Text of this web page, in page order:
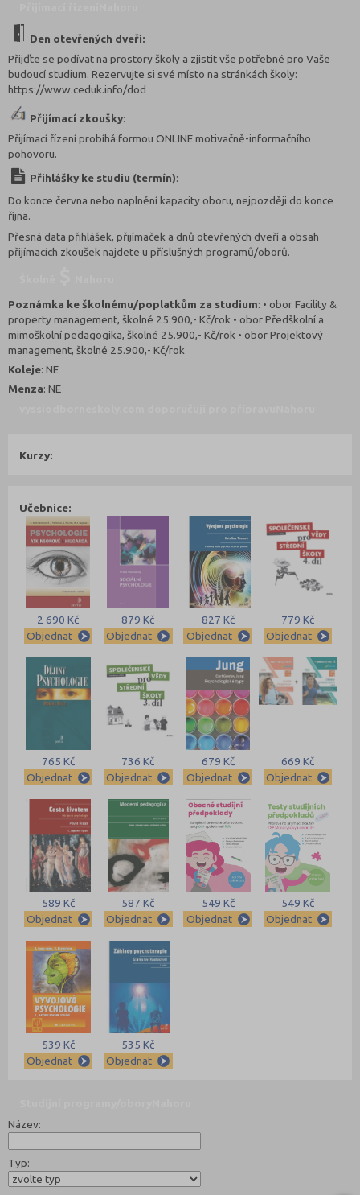
Den otevřených dveří:
Přijďte se podívat na prostory školy a zjistit vše potřebné pro Vaše
budoucí studium. Rezervujte si své místo na stránkách školy:
https://www.ceduk.info/dod
Přijímací zkoušky:
Přijímací řízení probíhá formou ONLINE motivačně-informačního
pohovoru.
Přihlášky ke studiu (termín):
Do konce června nebo naplnění kapacity oboru, nejpozději do konce
října.
Přesná data přihlášek, přijímaček a dnů otevřených dveří a obsah
přijímacích zkoušek najdete u příslušných programů/oborů.
Poznámka ke školnému/poplatkům za studium: • obor Facility &
property management, školné 25.900,- Kč/rok • obor Předškolní a
mimoškolní pedagogika, školné 25.900,- Kč/rok • obor Projektový
management, školné 25.900,- Kč/rok
Koleje: NE
Menza: NE
Kurzy:
Učebnice:
2 690 Kč
Objednat
879 Kč
Objednat
827 Kč
Objednat
779 Kč
Objednat
765 Kč
Objednat
736 Kč
Objednat
679 Kč
Objednat
669 Kč
Objednat
589 Kč
Objednat
587 Kč
Objednat
549 Kč
Objednat
549 Kč
Objednat
539 Kč
Objednat
535 Kč
Objednat
Název:
Typ: